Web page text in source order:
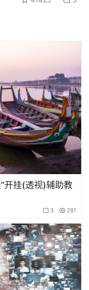
开挂(透视)辅助教
3 281